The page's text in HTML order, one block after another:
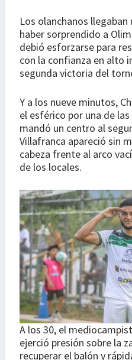
Los olanchanos
haber sorprendido a
debió esforzarse para
con la confianza en alto
segunda victoria del
Y a los nueve minutos,
el esférico por una de
mandó un centro al
Villafranca apareció sin
cabeza frente al arco
de los locales.
A los 30, el
ejerció presión sobre la
recuperar el balón y